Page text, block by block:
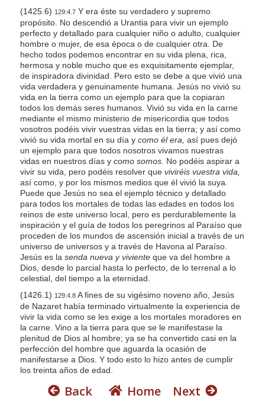
(1425.6) 129:4.7Y era éste su verdadero y supremo
propósito. No descendió a Urantia para vivir un ejemplo
perfecto y detallado para cualquier niño o adulto, cualquier
hombre o mujer, de esa época o de cualquier otra. De
hecho todos podemos encontrar en su vida plena, rica,
hermosa y noble mucho que es exquisitamente ejemplar,
de inspiradora divinidad. Pero esto se debe a que vivió una
vida verdadera y genuinamente humana. Jesús no vivió su
vida en la tierra como un ejemplo para que la copiaran
todos los demás seres humanos. Vivió su vida en la carne
mediante el mismo ministerio de misericordia que todos
vosotros podéis vivir vuestras vidas en la tierra; y así como
vivió su vida mortal en su día y como él era, así pues dejó
un ejemplo para que todos nosotros vivamos nuestras
vidas en nuestros días y como somos. No podéis aspirar a
vivir su vida, pero podéis resolver que viviréis vuestra vida,
así como, y por los mismos medios que él vivió la suya.
Puede que Jesús no sea el ejemplo técnico y detallado
para todos los mortales de todas las edades en todos los
reinos de este universo local, pero es perdurablemente la
inspiración y el guía de todos los peregrinos al Paraíso que
proceden de los mundos de ascensión inicial a través de un
universo de universos y a través de Havona al Paraíso.
Jesús es la senda nueva y vivienteque va del hombre a
Dios, desde lo parcial hasta lo perfecto, de lo terrenal a lo
celestial, del tiempo a la eternidad.
(1426.1) 129:4.8A fines de su vigésimo noveno año, Jesús
de Nazaret había terminado virtualmente la experiencia de
vivir la vida como se les exige a los mortales moradores en
la carne. Vino a la tierra para que se le manifestase la
plenitud de Dios al hombre; ya se ha convertido casi en la
perfección del hombre que aguarda la ocasión de
manifestarse a Dios. Y todo esto lo hizo antes de cumplir
los treinta años de edad.
Back Home Next